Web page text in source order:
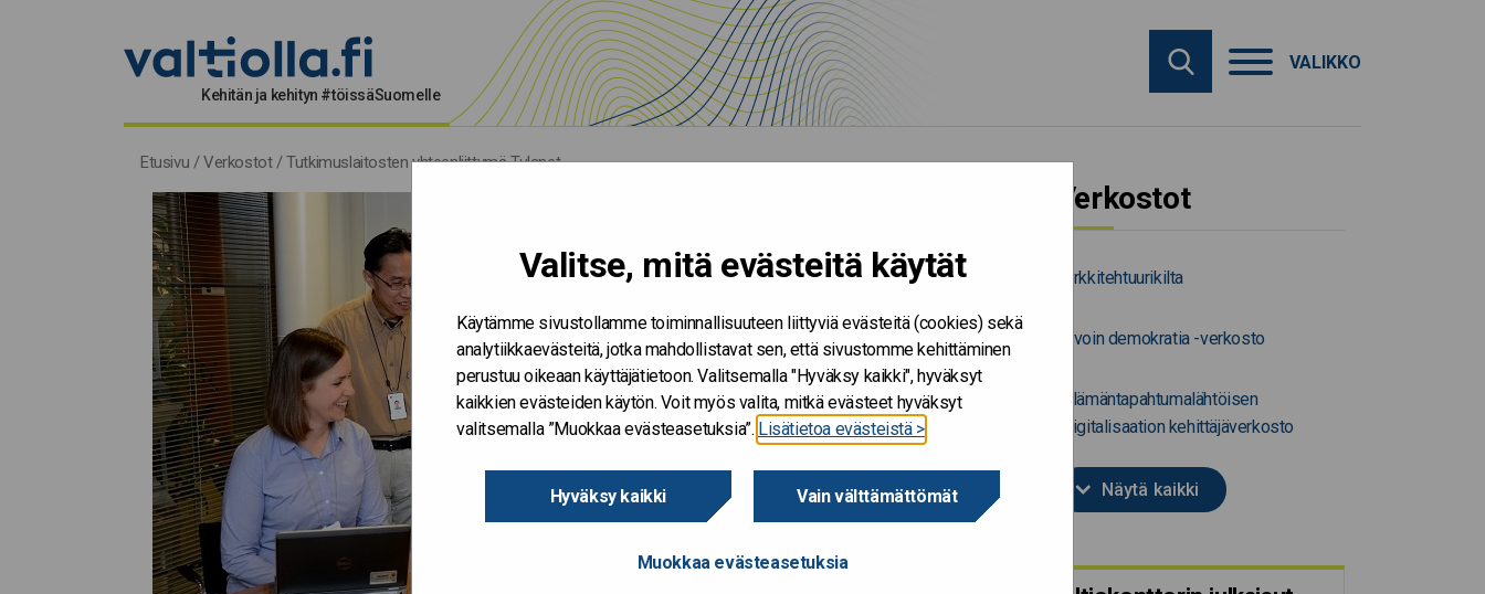
Valitse, mitä evästeitä käytät
Käytämme sivustollamme toiminnallisuuteen liittyviä evästeitä (cookies) sekä
analytiikkaevästeitä, jotka mahdollistavat sen, että sivustomme kehittäminen
perustuu oikeaan käyttäjätietoon. Valitsemalla "Hyväksy kaikki", hyväksyt
kaikkien evästeiden käytön. Voit myös valita, mitkä evästeet hyväksyt
valitsemalla ”Muokkaa evästeasetuksia”. Lisätietoa evästeistä >
Hyväksy kaikki Vain välttämättömät
Muokkaa evästeasetuksia
Kehitän ja kehityn #töissäSuomelle
VALIKKO
Etusivu /Verkostot/Tutkimuslaitosten yhteenliittymä Tulanet
Verkostot
Arkkitehtuurikilta
Avoin demokratia -verkosto
Elämäntapahtumalähtöisen
digitalisaation kehittäjäverkosto
Näytä kaikki